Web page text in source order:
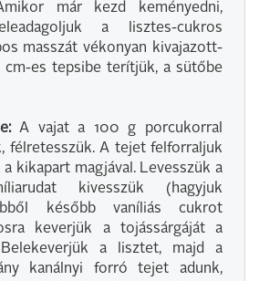
már kezd keményedni,
a lisztes-cukros
masszát vékonyan kivajazott-
cm-es tepsibe terítjük, a sütőbe
A vajat a 100 g porcukorral
félretesszük. A tejet felforraljuk
a kikapart magjával. Levesszük a
kivesszük (hagyjuk
később vaníliás cukrot
keverjük a tojássárgáját a
a lisztet, majd a
kanálnyi forró tejet adunk,